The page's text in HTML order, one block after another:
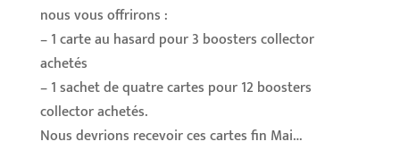
nous vous offrirons :
– 1 carte au hasard pour 3 boosters collector
achetés
– 1 sachet de quatre cartes pour 12 boosters
collector achetés.
Nous devrions recevoir ces cartes fin Mai…